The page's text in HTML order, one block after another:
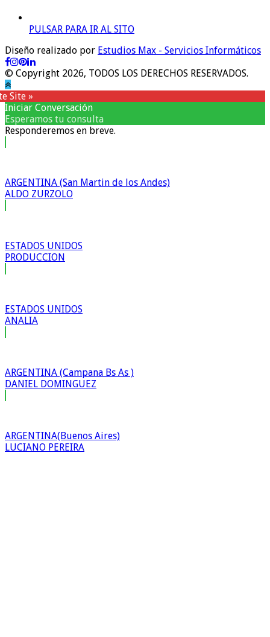
PULSAR PARA IR AL SITO
Diseño realizado por Estudios Max - Servicios Informáticos
© Copyright 2026, TODOS LOS DERECHOS RESERVADOS.
Site »
Iniciar Conversación
Esperamos tu consulta
Responderemos en breve.
ARGENTINA (San Martin de los Andes)
ALDO ZURZOLO
ESTADOS UNIDOS
PRODUCCION
ESTADOS UNIDOS
ANALIA
ARGENTINA (Campana Bs As )
DANIEL DOMINGUEZ
ARGENTINA(Buenos Aires)
LUCIANO PEREIRA